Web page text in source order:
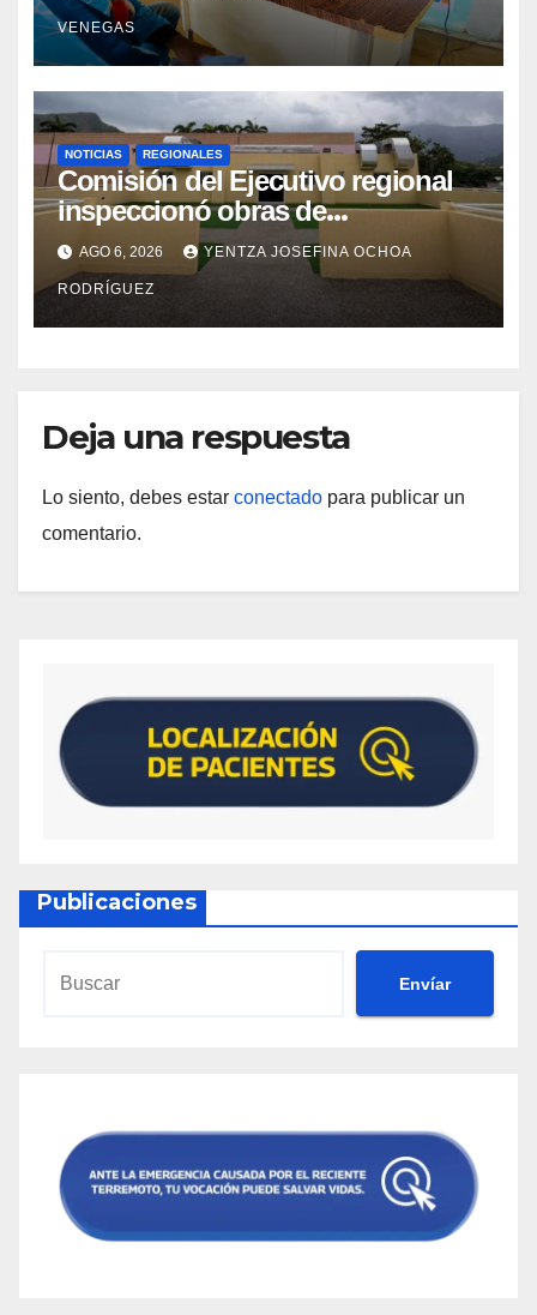
VENEGAS
NOTICIAS REGIONALES
Comisión del Ejecutivo regional
inspeccionó obras de
recuperación en la Maternidad
Integral Aragua
AGO 6, 2026 YENTZA JOSEFINA OCHOA
RODRÍGUEZ
Deja una respuesta
Lo siento, debes estar conectado para publicar un
comentario.
Publicaciones
Envíar